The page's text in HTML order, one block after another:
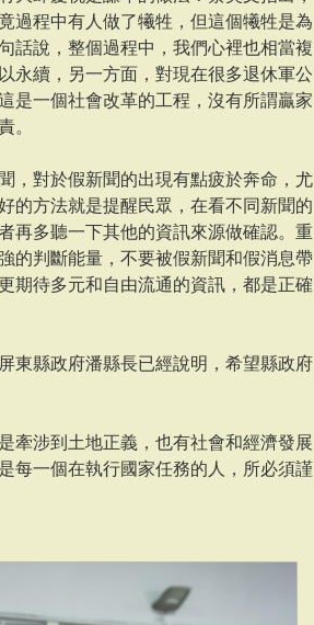
過程中有人做了犧牲，但這個犧牲是為
話說，整個過程中，我們心裡也相當複
永續，另一方面，對現在很多退休軍公
是一個社會改革的工程，沒有所謂贏家
。
，對於假新聞的出現有點疲於奔命，尤
的方法就是提醒民眾，在看不同新聞的
再多聽一下其他的資訊來源做確認。重
的判斷能量，不要被假新聞和假消息帶
期待多元和自由流通的資訊，都是正確
東縣政府潘縣長已經說明，希望縣政府
牽涉到土地正義，也有社會和經濟發展
每一個在執行國家任務的人，所必須謹